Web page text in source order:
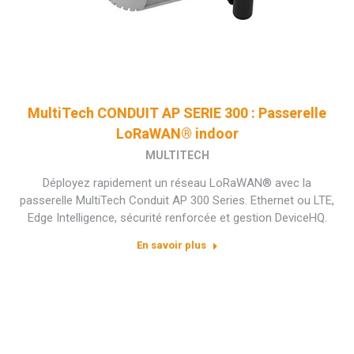
MultiTech CONDUIT AP SERIE 300 : Passerelle
LoRaWAN® indoor
MULTITECH
Déployez rapidement un réseau LoRaWAN® avec la
passerelle MultiTech Conduit AP 300 Series. Ethernet ou LTE,
Edge Intelligence, sécurité renforcée et gestion DeviceHQ.
En savoir plus